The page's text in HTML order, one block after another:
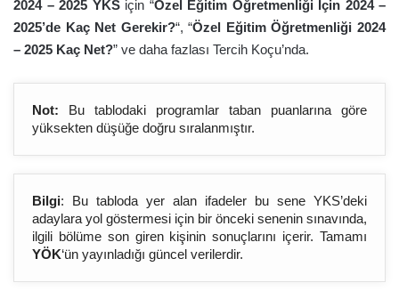
2024 – 2025 YKSiçin “Özel Eğitim Öğretmenliği İçin 2024 –
2025’de Kaç Net Gerekir?“, “Özel Eğitim Öğretmenliği 2024
– 2025 Kaç Net?” ve daha fazlası Tercih Koçu’nda.
Not: Bu tablodaki programlar taban puanlarına göre
yüksekten düşüğe doğru sıralanmıştır.
Bilgi: Bu tabloda yer alan ifadeler bu sene YKS’deki
adaylara yol göstermesi için bir önceki senenin sınavında,
ilgili bölüme son giren kişinin sonuçlarını içerir. Tamamı
YÖK‘ün yayınladığı güncel verilerdir.